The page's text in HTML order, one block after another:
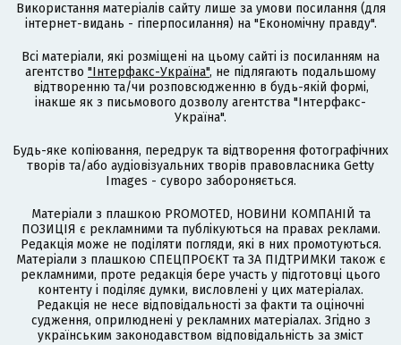
Використання матеріалів сайту лише за умови посилання (для
інтернет-видань - гіперпосилання) на "Економічну правду".
Всі матеріали, які розміщені на цьому сайті із посиланням на
агентство "Інтерфакс-Україна", не підлягають подальшому
відтворенню та/чи розповсюдженню в будь-якій формі,
інакше як з письмового дозволу агентства "Інтерфакс-
Україна".
Будь-яке копіювання, передрук та відтворення фотографічних
творів та/або аудіовізуальних творів правовласника Getty
Images - суворо забороняється.
Матеріали з плашкою PROMOTED, НОВИНИ КОМПАНІЙ та
ПОЗИЦІЯ є рекламними та публікуються на правах реклами.
Редакція може не поділяти погляди, які в них промотуються.
Матеріали з плашкою СПЕЦПРОЄКТ та ЗА ПІДТРИМКИ також є
рекламними, проте редакція бере участь у підготовці цього
контенту і поділяє думки, висловлені у цих матеріалах.
Редакція не несе відповідальності за факти та оціночні
судження, оприлюднені у рекламних матеріалах. Згідно з
українським законодавством відповідальність за зміст